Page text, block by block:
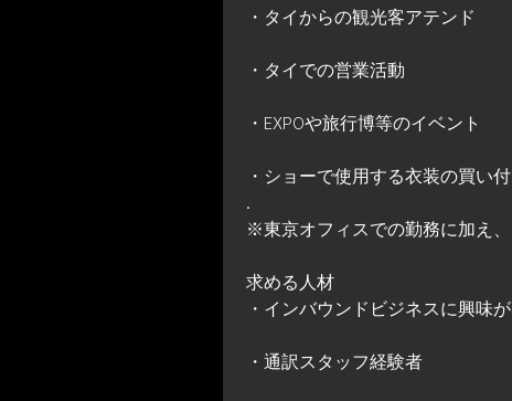
・タイからの観光客アテンド
・タイでの営業活動
・EXPOや旅行博等のイベント
・ショーで使用する衣装の買い
.
※東京オフィスでの勤務に加え
求める人材
・インバウンドビジネスに興味
・通訳スタッフ経験者